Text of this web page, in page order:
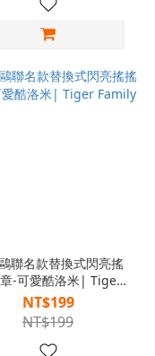
聯名款替換式閃亮搖
-可愛酷洛米| Tiger
Family
NT$199
NT$199